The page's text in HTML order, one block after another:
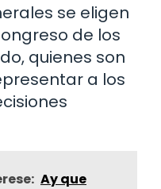
se eligen
de los
quienes son
a los
Ay que